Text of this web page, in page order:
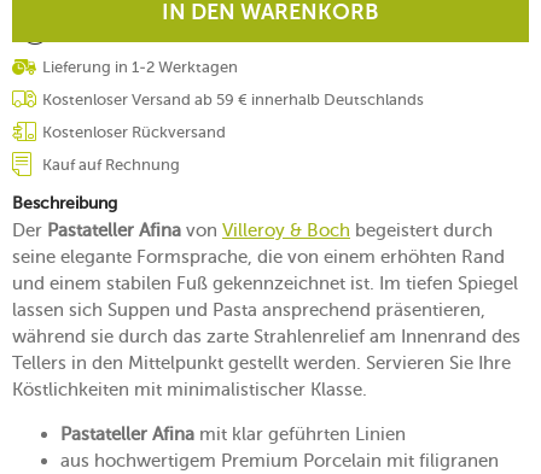
IN DEN WARENKORB
Lieferung in 1-2 Werktagen
Kostenloser Versand ab 59 € innerhalb Deutschlands
Kostenloser Rückversand
Kauf auf Rechnung
Beschreibung
Der Pastateller Afina von Villeroy & Boch begeistert durch
seine elegante Formsprache, die von einem erhöhten Rand
und einem stabilen Fuß gekennzeichnet ist. Im tiefen Spiegel
lassen sich Suppen und Pasta ansprechend präsentieren,
während sie durch das zarte Strahlenrelief am Innenrand des
Tellers in den Mittelpunkt gestellt werden. Servieren Sie Ihre
Köstlichkeiten mit minimalistischer Klasse.
Pastateller Afina mit klar geführten Linien
aus hochwertigem Premium Porcelain mit filigranen